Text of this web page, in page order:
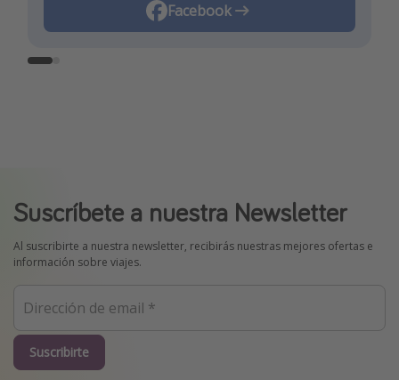
Facebook
TikTok
Suscríbete a nuestra Newsletter
Al suscribirte a nuestra newsletter, recibirás nuestras mejores ofertas e
información sobre viajes.
Suscribirte